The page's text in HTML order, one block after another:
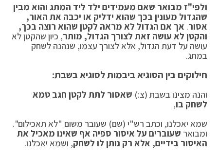
ולפי"ז מבואר שאם מעמידים ילד ליד המתג והוא מבין
שהגדול מעונין בכך שהוא ידליק או יכבה את האור,
אסור. אך אם הגדול לא מראה לקטן שהוא רוצה בכך,
והקטן לא עושה זאת לצורך הגדול, מותר, כיון שהקטן לא
עושה על דעת הגדול, אלא לצורך עצמו, שנהנה לשחק
במתג.
חילוקים בין הסוגיא ביבמות לסוגיא בשבת:
והנה מצינו בשבת (צ:) שאסור לתת לקטן חגב טמא
לשחק בו,
שמא יאכלנו, וכתב רש"י (שם) שעובר משום "לא תאכילום".
ומבואר שעוברים על איסור ספיה אף שאינו מאכיל את
האיסור בידיים, אלא רק נותן לו לשחק, ושמא יאכלנו.